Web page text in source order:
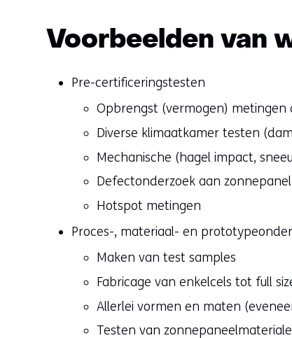
Voorbeelden van
Pre-certificeringstesten
Opbrengst (vermogen)
Diverse klimaatkamer testen
Mechanische (hagel impact,
Defectonderzoek aan
Hotspot metingen
Proces-, materiaal- en
Maken van test samples
Fabricage van enkelcels tot full
Allerlei vormen en maten
Testen van